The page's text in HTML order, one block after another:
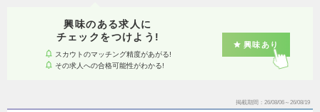
興味のある求人に
チェックをつけよう!
スカウトのマッチング精度があがる!
その求人への合格可能性がわかる!
興味あり
掲載期間 26/08/06～26/08/19